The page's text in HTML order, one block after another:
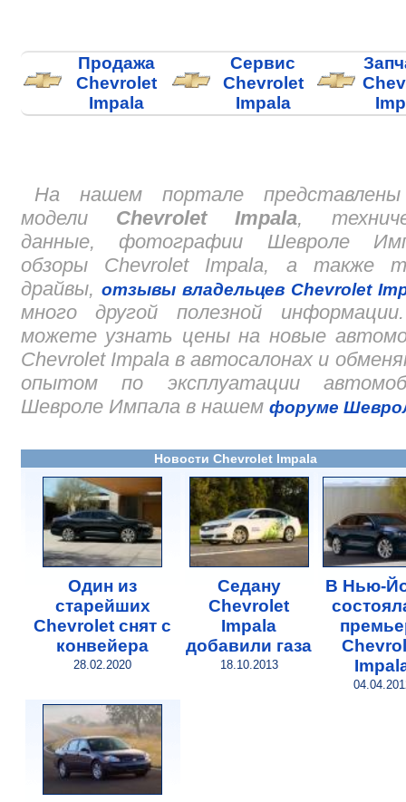
Продажа
Chevrolet
Impala
Сервис
Chevrolet
Impala
На нашем портале
модели Chevrolet Impala,
данные, фотографии Шевроле
обзоры Chevrolet Impala, а также
драйвы, отзывы владельцев Chevrolet
много другой полезной
можете узнать цены на новые
Chevrolet Impala в автосалонах и
опытом по эксплуатации
Шевроле Импала в нашем форуме
Новости Chevrolet Impala
Один из
старейших
Chevrolet снят с
конвейера
28.02.2020
Седану
Chevrolet
Impala
добавили газа
18.10.2013
В Нью-